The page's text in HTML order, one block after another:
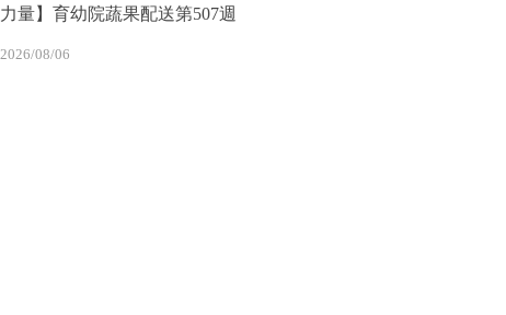
力量】育幼院蔬果配送第507週
2026/08/06